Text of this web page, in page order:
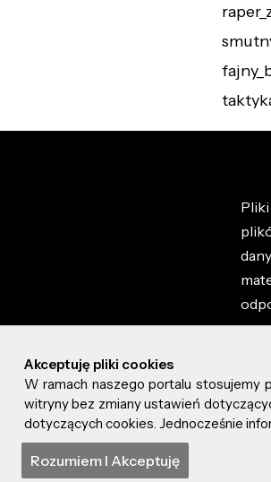
©
Akceptuję pliki cookies
W ramach naszego portalu stosujemy
witryny bez zmiany ustawień
dotyczących cookies. Jednocześnie
Rozumiem I Akceptuję